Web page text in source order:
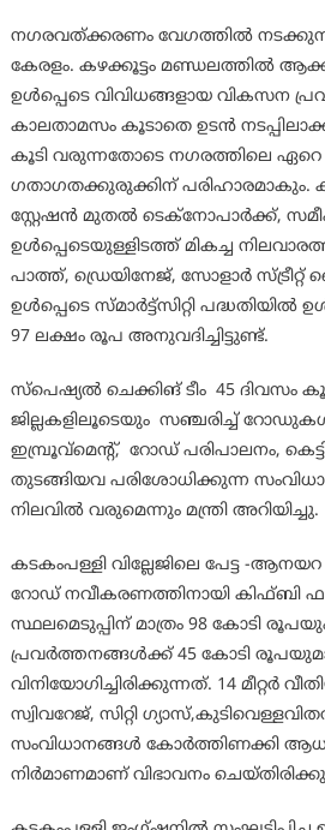
നഗരവത്ക്കരണം വേഗത്തിൽ
കേരളം. കഴക്കൂട്ടം മണ്ഡലത്തിൽ
ഉൾപ്പെടെ വിവിധങ്ങളായ വികസന
കാലതാമസം കൂടാതെ ഉടൻ
കൂടി വരുന്നതോടെ നഗരത്തിലെ ഏറെ
ഗതാഗതക്കുരുക്കിന് പരിഹാരമാകും.
സ്റ്റേഷൻ മുതൽ ടെക്നോപാർക്ക്,
ഉൾപ്പെടെയുള്ളിടത്ത് മികച്ച
പാത്ത്, ഡ്രെയിനേജ്, സോളാർ സ്ട്രീറ്റ്
ഉൾപ്പെടെ സ്മാർട്ട്സിറ്റി പദ്ധതിയിൽ
97 ലക്ഷം രൂപ അനുവദിച്ചിട്ടുണ്ട്.
സ്പെഷ്യൽ ചെക്കിങ് ടീം 45 ദിവസം
ജില്ലകളിലൂടെയും സഞ്ചരിച്ച്
ഇമ്പ്രൂവ്മെന്റ്, റോഡ് പരിപാലനം,
തുടങ്ങിയവ പരിശോധിക്കുന്ന
നിലവിൽ വരുമെന്നും മന്ത്രി അറിയിച്ചു.
കടകംപള്ളി വില്ലേജിലെ പേട്ട -
റോഡ് നവീകരണത്തിനായി കിഫ്‌ബി
സ്ഥലമെടുപ്പിന് മാത്രം 98 കോടി
പ്രവർത്തനങ്ങൾക്ക് 45 കോടി
വിനിയോഗിച്ചിരിക്കുന്നത്. 14 മീറ്റർ
സ്വിവറേജ്, സിറ്റി
സംവിധാനങ്ങൾ കോർത്തിണക്കി
നിർമാണമാണ് വിഭാവനം